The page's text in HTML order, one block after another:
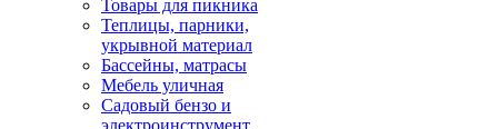
Товары для пикника
Теплицы, парники,
укрывной материал
Бассейны, матрасы
Мебель уличная
Садовый бензо и
электроинструмент